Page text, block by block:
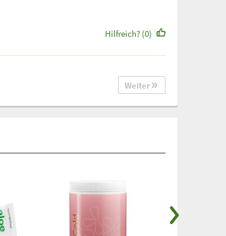
Hilfreich? (0)
Weiter